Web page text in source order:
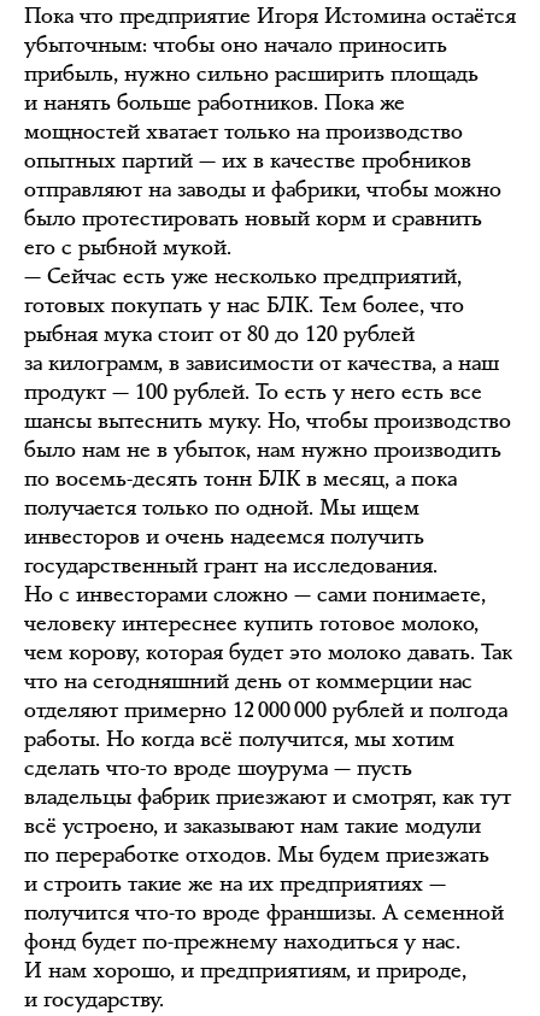
Пока что предприятие Игоря Истомина остаётся
убыточным: чтобы оно начало приносить
прибыль, нужно сильно расширить площадь
и нанять больше работников. Пока же
мощностей хватает только на производство
опытных партий — их в качестве пробников
отправляют на заводы и фабрики, чтобы можно
было протестировать новый корм и сравнить
его с рыбной мукой.
— Сейчас есть уже несколько предприятий,
готовых покупать у нас БЛК. Тем более, что
рыбная мука стоит от 80 до 120 рублей
за килограмм, в зависимости от качества, а наш
продукт — 100 рублей. То есть у него есть все
шансы вытеснить муку. Но, чтобы производство
было нам не в убыток, нам нужно производить
по восемь-десять тонн БЛК в месяц, а пока
получается только по одной. Мы ищем
инвесторов и очень надеемся получить
государственный грант на исследования.
Но с инвесторами сложно — сами понимаете,
человеку интереснее купить готовое молоко,
чем корову, которая будет это молоко давать. Так
что на сегодняшний день от коммерции нас
отделяют примерно 12 000 000 рублей и полгода
работы. Но когда всё получится, мы хотим
сделать что-то вроде шоурума — пусть
владельцы фабрик приезжают и смотрят, как тут
всё устроено, и заказывают нам такие модули
по переработке отходов. Мы будем приезжать
и строить такие же на их предприятиях —
получится что-то вроде франшизы. А семенной
фонд будет по-прежнему находиться у нас.
И нам хорошо, и предприятиям, и природе,
и государству.